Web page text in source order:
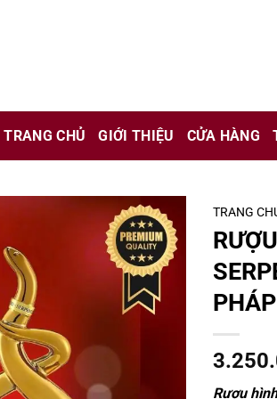
chỉ là kênh giới thiệu thông tin các sản
đang mang thai.
TRANG CHỦ GIỚI THIỆU CỬA HÀNG
TRANG
Rượu